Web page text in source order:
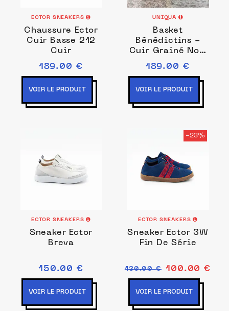
ECTOR SNEAKERS
Chaussure Ector
Cuir Basse 212
Cuir
189.00 €
VOIR LE PRODUIT
UNIQUA
Basket
Bénédictins -
Cuir Grainé Noir
/ Naturel
189.00 €
VOIR LE PRODUIT
ECTOR SNEAKERS
Sneaker Ector
Breva
150.00 €
VOIR LE PRODUIT
-23%
ECTOR SNEAKERS
Sneaker Ector 3W
Fin De Série
130.00 € 100.00 €
VOIR LE PRODUIT